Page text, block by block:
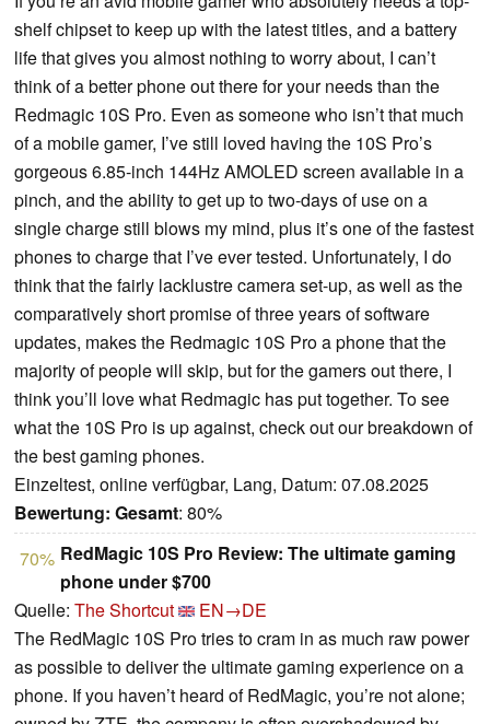
shelf chipset to keep up with the latest titles, and a battery
life that gives you almost nothing to worry about, I can’t
think of a better phone out there for your needs than the
Redmagic 10S Pro. Even as someone who isn’t that much
of a mobile gamer, I’ve still loved having the 10S Pro’s
gorgeous 6.85-inch 144Hz AMOLED screen available in a
pinch, and the ability to get up to two-days of use on a
single charge still blows my mind, plus it’s one of the fastest
phones to charge that I’ve ever tested. Unfortunately, I do
think that the fairly lacklustre camera set-up, as well as the
comparatively short promise of three years of software
updates, makes the Redmagic 10S Pro a phone that the
majority of people will skip, but for the gamers out there, I
think you’ll love what Redmagic has put together. To see
what the 10S Pro is up against, check out our breakdown of
the best gaming phones.
Einzeltest, online verfügbar, Lang, Datum: 07.08.2025
Bewertung: Gesamt: 80%
70% RedMagic 10S Pro Review: The ultimate gaming
phone under $700
Quelle: The Shortcut
EN→DE
The RedMagic 10S Pro tries to cram in as much raw power
as possible to deliver the ultimate gaming experience on a
phone. If you haven’t heard of RedMagic, you’re not alone;